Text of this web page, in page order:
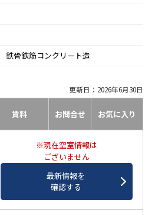
骨鉄筋コンクリート造
更新日：2026年6月30日
賃料 お問合せ お気に入り
※現在空室情報は
ございません
最新情報を
確認する